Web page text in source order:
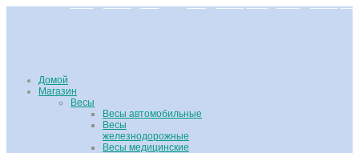
Домой
Магазин
Весы
Весы автомобильные
Весы
железнодорожные
Весы медицинские